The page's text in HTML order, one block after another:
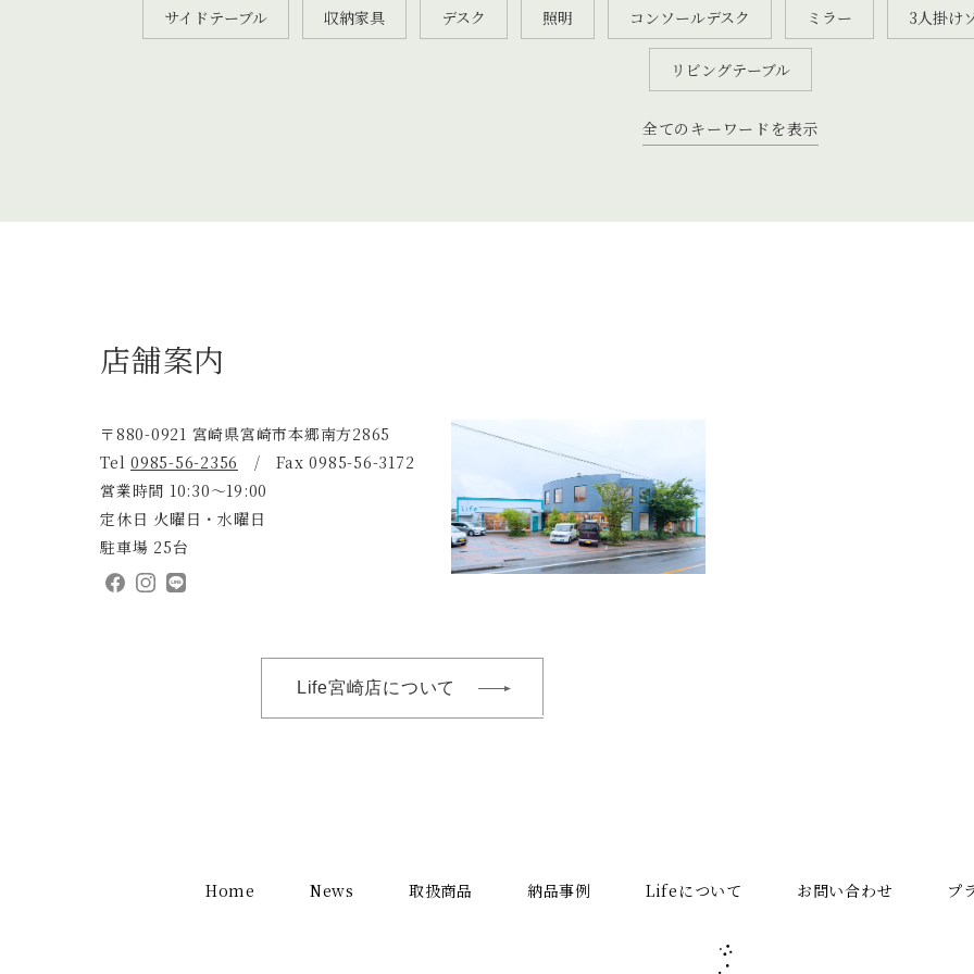
サイドテーブル 収納家具 デスク 照明 コンソールデスク ミラー 3人掛け
リビングテーブル
全てのキーワードを表示
店舗案内
〒880-0921 宮崎県宮崎市本郷南方2865
Tel 0985-56-2356 / Fax 0985-56-3172
営業時間 10:30～19:00
定休日 火曜日・水曜日
駐車場 25台
Life宮崎店について
Home News 取扱商品 納品事例 Lifeについて お問い合わせ プ